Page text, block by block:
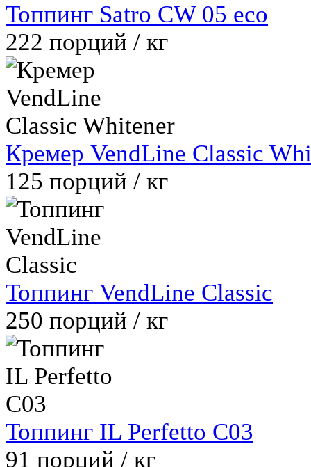
Топпинг Satro CW 05 eco
222 порций / кг
Кремер VendLine Classic
125 порций / кг
Топпинг VendLine Classic
250 порций / кг
Топпинг IL Perfetto C03
91 порций / кг